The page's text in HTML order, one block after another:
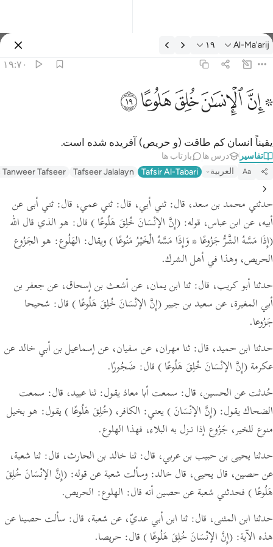
تفسیر: Al-Ma'arij ۱۹:۷۰
Al-Ma'arij ۱۹
۱۹:۷۰
۞ ان الانسان خلق هلوعا ١٩
۞ إِنَّ ٱلْإِنسَـٰنَ خُلِقَ هَلُوعًا ١٩
ﱪ ﱫﱬﱭﱮﱯ
یقیناً انسان کم طاقت (و حریص) آفریده شده است.
تفاسیر درس ها بازتاب ها
Aa العربية Tafsir Al-Tabari
Tafseer Jalalayn
Tafseer
حدثني محمد بن سعد، قال: ثني أبي، قال: ثني عمي، قال: ثني أبى عن
أبيه، عن ابن عباس، قوله: (إِنَّ الإنْسَانَ خُلِقَ هَلُوعًا ) قال: هو الذي قال الله
(إِذَا مَسَّهُ الشَّرُّ جَزُوعًا * وَإِذَا مَسَّهُ الْخَيْرُ مَنُوعًا ) ويقال: الهَلُوع: هو الجَزُوع
الحريص، وهذا في أهل الشرك.
حدثنا أبو كريب، قال: ثنا ابن يمان، عن أشعث بن إسحاق، عن جعفر بن
أبي المغيرة، عن سعيد بن جبير(إِنَّ الإنْسَانَ خُلِقَ هَلُوعًا ) قال: شحيحا
جَزُوعا.
حدثنا ابن حميد، قال: ثنا مهران، عن سفيان، عن إسماعيل بن أبي خالد عن
عكرمة(إِنَّ الإنْسَانَ خُلِقَ هَلُوعًا ) قال: ضَجُورًا.
حُدثت عن الحسين، قال: سمعت أبا معاذ يقول: ثنا عبيد، قال: سمعت
الضحاك يقول: (إِنَّ الإنْسَانَ ) يعني: الكافر، (خُلِقَ هَلُوعًا ) يقول: هو بخيل
منوع للخير، جَزُوع إذا نـزل به البلاء، فهذا الهلوع.
حدثنا يحيى بن حبيب بن عربي، قال: ثنا خالد بن الحارث، قال: ثنا شعبة،
عن حصين، قال يحيى، قال خالد: وسألت شعبة عن قوله: (إِنَّ الإنْسَانَ خُلِقَ
هَلُوعًا ) فحدثني شعبة عن حصين أنه قال: الهلوع: الحريص.
حدثنا ابن المثنى، قال: ثنا ابن أبي عديّ، عن شعبة، قال: سألت حصينا عن
هذه الآية: (إِنَّ الإنْسَانَ خُلِقَ هَلُوعًا ) قال: حريصا.